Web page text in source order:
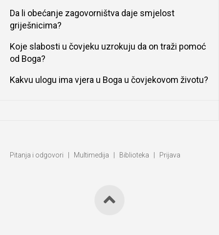
Da li obećanje zagovorništva daje smjelost
griješnicima?
Koje slabosti u čovjeku uzrokuju da on traži pomoć
od Boga?
Kakvu ulogu ima vjera u Boga u čovjekovom životu?
Pitanja i odgovori | Multimedija | Biblioteka | Prijava